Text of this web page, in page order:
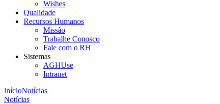
Wishes
Qualidade
Recursos Humanos
Missão
Trabalhe Conosco
Fale com o RH
Sistemas
AGHUse
Intranet
InícioNotícias
Notícias